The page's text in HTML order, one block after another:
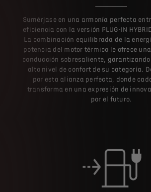
Sumérjase en una armonía perfecta
eficiencia con la versión PLUG-IN
La combinación equilibrada de la
potencia del motor térmico le ofrece
conducción sobresaliente,
alto nivel de confort de su categoría.
por esta alianza perfecta, donde
transforma en una expresión de
por el futuro.